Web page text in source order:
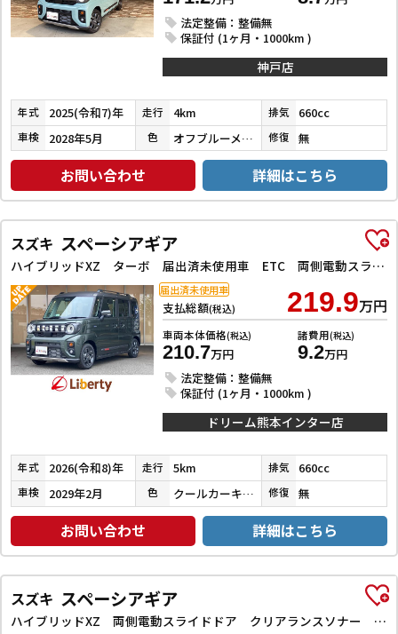
法定整備：整備無
保証付 (1ヶ月・1000km )
神戸店
年式 2025(令和7)年 走行 4km 排気 660cc
車検 2028年5月 色 オフブルーメタリック／ミネラルグレー 修復 無
お問い合わせ 詳細はこちら
スズキ スペーシアギア
ハイブリッドXZ ターボ 届出済未使用車 ETC 両側電動スライドドア アダプティブクルーズコントロール クリアランスソナー レーンアシスト 衝突被害軽減システム オートライト LEDヘッドランプ ヘッドライトウォッシャー
支払総額(税込) 219.9万円
車両本体価格(税込)
210.7万円
諸費用(税込)
9.2万円
法定整備：整備無
保証付 (1ヶ月・1000km )
届出済未使用車
ドリーム熊本インター店
年式 2026(令和8)年 走行 5km 排気 660cc
車検 2029年2月 色 クールカーキパールメタリック／ミネラルグレーメタリック 修復 無
お問い合わせ 詳細はこちら
スズキ スペーシアギア
ハイブリッドXZ 両側電動スライドドア クリアランスソナー オートクルーズコントロール レーンアシスト オートライト スマートキー アイドリングストップ 電動格納ミラー シートヒーター ベンチシート CVT ESC